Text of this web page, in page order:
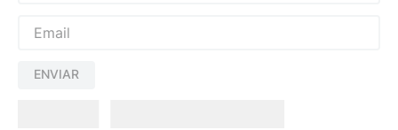
ENVIAR